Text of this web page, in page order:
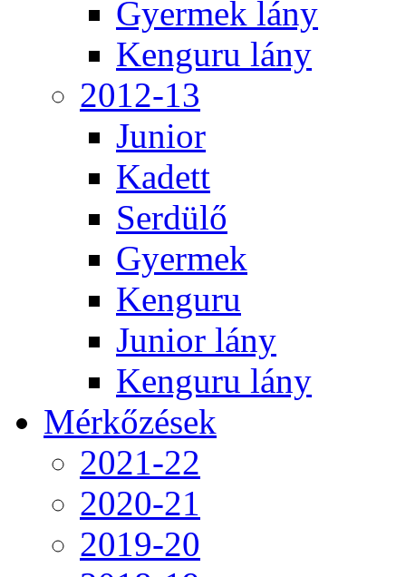
Gyermek lány
Kenguru lány
2012-13
Junior
Kadett
Serdülő
Gyermek
Kenguru
Junior lány
Kenguru lány
Mérkőzések
2021-22
2020-21
2019-20